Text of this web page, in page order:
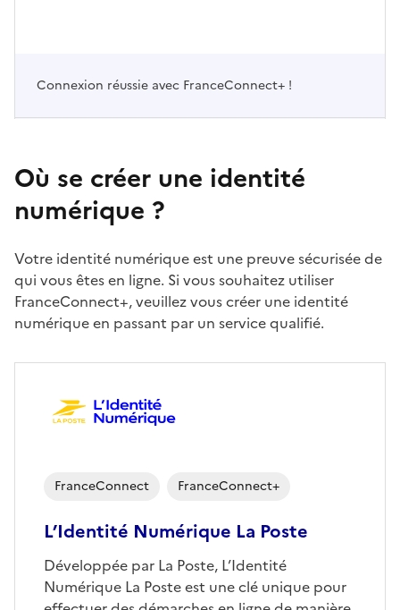
Connexion réussie avec FranceConnect+ !
Où se créer une identité
numérique ?
Votre identité numérique est une preuve sécurisée de
qui vous êtes en ligne. Si vous souhaitez utiliser
FranceConnect+, veuillez vous créer une identité
numérique en passant par un service qualifié.
L’Identité Numérique La Poste
Développée par La Poste, L’Identité
Numérique La Poste est une clé unique pour
FranceConnect FranceConnect+